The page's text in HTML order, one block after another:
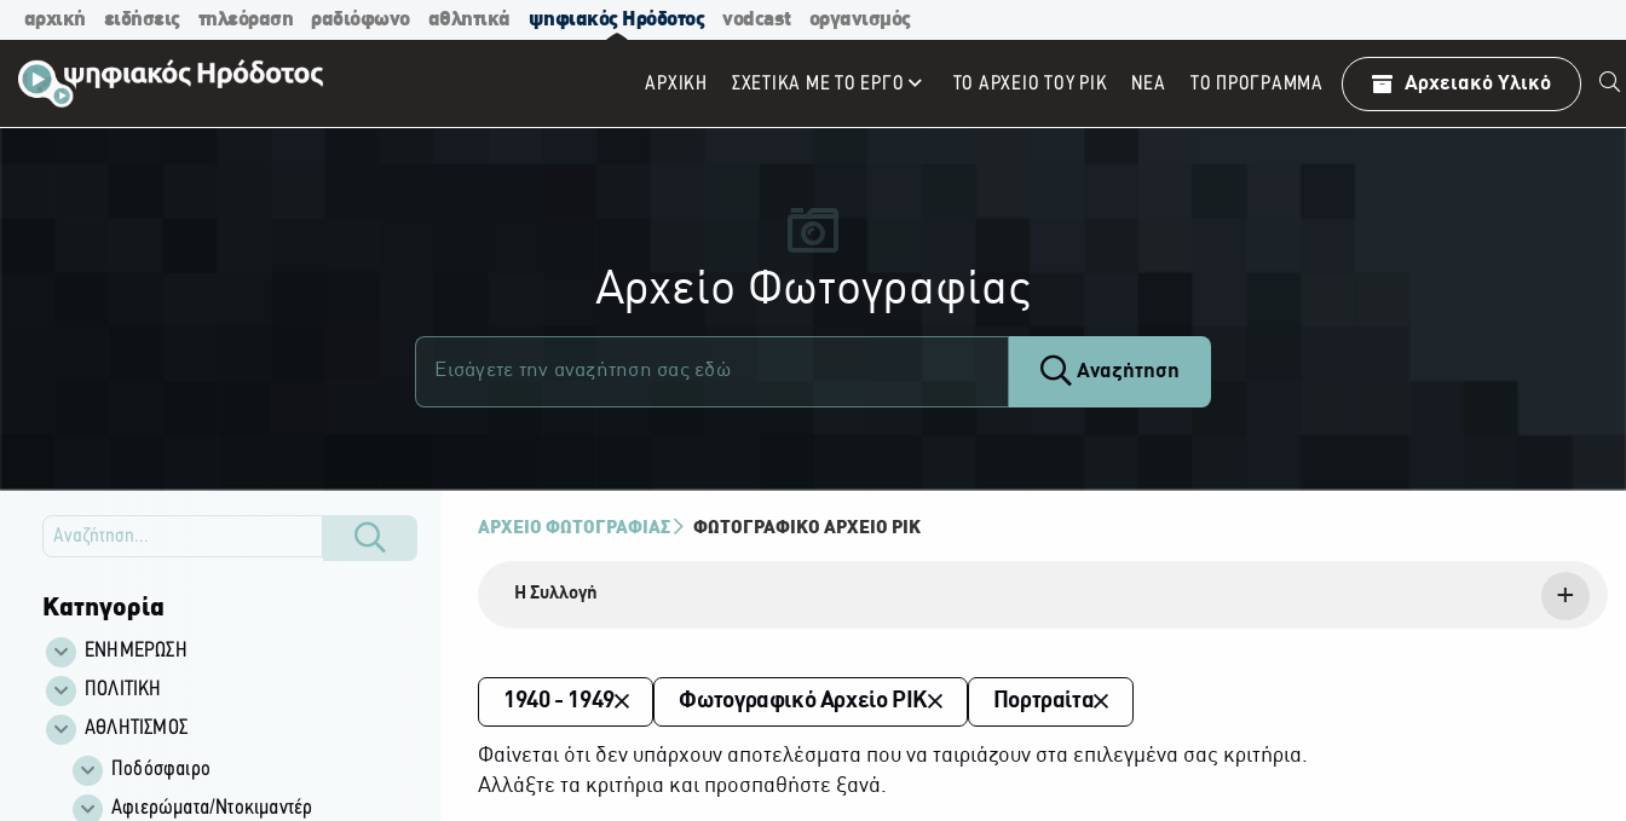
αρχική ειδήσεις τηλεόραση ραδιόφωνο αθλητικά ψηφιακός Ηρόδοτος vodcast οργανισμός
ΑΡΧΙΚΉ ΣΧΕΤΙΚΑ ΜΕ ΤΟ ΕΡΓΟ ΤΟ ΑΡΧΕΙΟ ΤΟΥ ΡΙΚ ΝΕΑ TO ΠΡΌΓΡΑΜΜΑ Αρχειακό Υλικό
Αρχείο Φωτογραφίας
Αναζήτηση
Κατηγορία
ΕΝΗΜΕΡΩΣΗ
ΠΟΛΙΤΙΚΗ
ΑΘΛΗΤΙΣΜΟΣ
Ποδόσφαιρο
Αφιερώματα/Ντοκιμαντέρ
ΑΡΧΕΙΟ ΦΩΤΟΓΡΑΦΙΑΣ ΦΩΤΟΓΡΑΦΙΚΌ ΑΡΧΕΊΟ ΡΙΚ
Η Συλλογή
1940 - 1949 Φωτογραφικό Αρχείο ΡΙΚ Πορτραίτα
Φαίνεται ότι δεν υπάρχουν αποτελέσματα που να ταιριάζουν στα επιλεγμένα σας κριτήρια.
Αλλάξτε τα κριτήρια και προσπαθήστε ξανά.